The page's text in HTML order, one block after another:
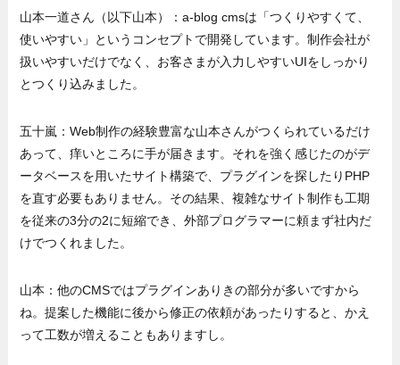
山本一道さん（以下山本）：a-blog cmsは「つくりやすくて、
使いやすい」というコンセプトで開発しています。制作会社が
扱いやすいだけでなく、お客さまが入力しやすいUIをしっかり
とつくり込みました。
五十嵐：Web制作の経験豊富な山本さんがつくられているだけ
あって、痒いところに手が届きます。それを強く感じたのがデ
ータベースを用いたサイト構築で、プラグインを探したりPHP
を直す必要もありません。その結果、複雑なサイト制作も工期
を従来の3分の2に短縮でき、外部プログラマーに頼まず社内だ
けでつくれました。
山本：他のCMSではプラグインありきの部分が多いですから
ね。提案した機能に後から修正の依頼があったりすると、かえ
って工数が増えることもありますし。